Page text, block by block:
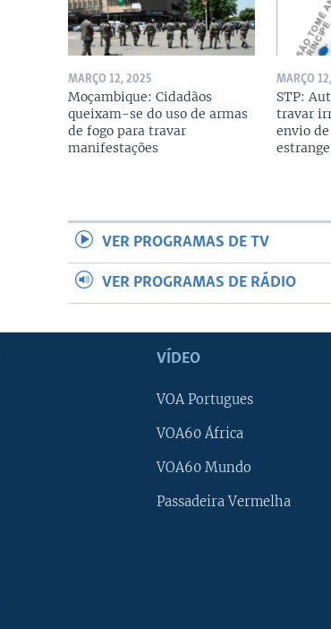
MARÇO 12, 2025
Moçambique: Cidadãos
queixam-se do uso de armas
de fogo para travar
manifestações
MARÇO
STP:
travar
envio
VER PROGRAMAS DE TV
VER PROGRAMAS DE RÁDIO
VÍDEO
VOA Portugues
VOA60 África
VOA60 Mundo
Passadeira Vermelha